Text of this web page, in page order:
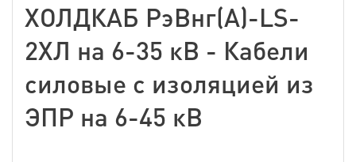
ХОЛДКАБ РэВнг(А)-LS-
2ХЛ на 6-35 кВ - Кабели
силовые с изоляцией из
ЭПР на 6-45 кВ